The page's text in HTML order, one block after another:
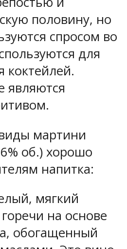
половину, но
спросом во
для
коктейлей.
являются
мартини
об.) хорошо
напитка:
мягкий
на основе
обогащенный